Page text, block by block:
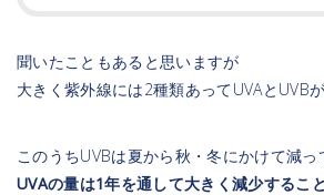
聞いたこともあると思いますが
大きく紫外線には2種類あってUVAとUVB
このうちUVBは夏から秋・冬にかけて減
UVAの量は1年を通して大きく減少するこ